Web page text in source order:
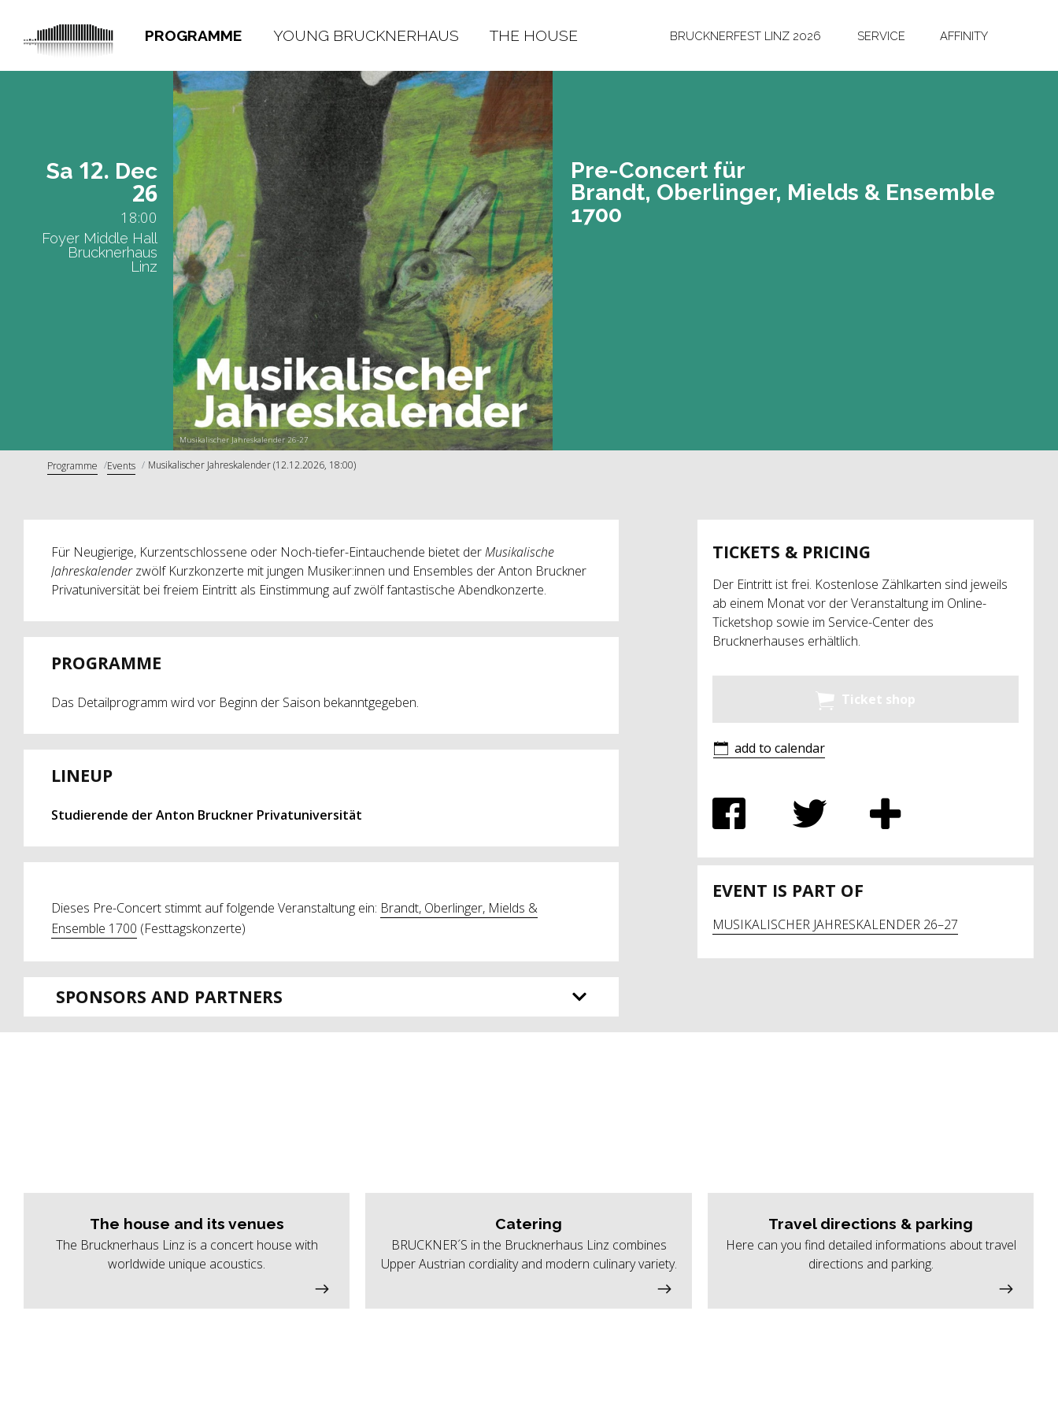
PROGRAMME YOUNG BRUCKNERHAUS THE HOUSE BRUCKNERFEST LINZ 2026 SERVICE AFFINITY
Musikalischer Jahreskalender 26-27
Sa 12. Dec
26
18:00
Foyer Middle Hall
Brucknerhaus
Linz
Pre-Con­cert für
Brandt, Ober­lin­ger, Miel­ds & En­sem­ble
1700
Programme Events Musikalischer Jahreskalender (12.12.2026, 18:00)
Für Neugierige, Kurzentschlossene oder Noch-tiefer-Eintauchende bietet derMusikalische
Jahreskalenderzwölf Kurzkonzerte mit jungen Musiker:innen und Ensembles der Anton Bruckner
Privatuniversität bei freiem Eintritt als Einstimmung auf zwölf fantastische Abendkonzerte.
PROGRAMME
Das Detailprogramm wird vor Beginn der Saison bekanntgegeben.
LINEUP
Studierende der Anton Bruckner Privatuniversität
Dieses Pre-Concert stimmt auf folgende Veranstaltung ein: Brandt, Oberlinger, Mields &
Ensemble 1700 (Festtagskonzerte)
SPONSORS AND PARTNERS
TICKETS & PRICING
Der Eintritt ist frei. Kostenlose Zählkarten sind jeweils
ab einem Monat vor der Veranstaltung im Online-
Ticketshop sowie im Service-Center des
Brucknerhauses erhältlich.
Ticket shop
add to calendar
EVENT IS PART OF
MUSIKALISCHER JAHRESKALENDER 26–27
The house and its venues
The Brucknerhaus Linz is a concert house with
worldwide unique acoustics.
Catering
BRUCKNER´S in the Brucknerhaus Linz combines
Upper Austrian cordiality and modern culinary variety.
Travel directions & parking
Here can you find detailed informations about travel
directions and parking.